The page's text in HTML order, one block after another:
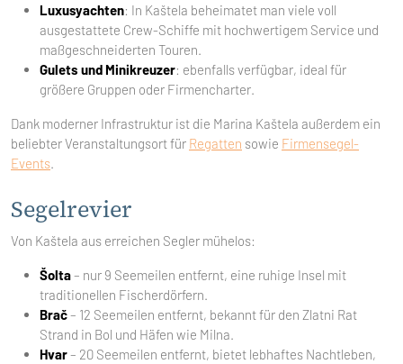
Luxusyachten: In Kaštela beheimatet man viele voll
ausgestattete Crew-Schiffe mit hochwertigem Service und
maßgeschneiderten Touren.
Gulets und Minikreuzer: ebenfalls verfügbar, ideal für
größere Gruppen oder Firmencharter.
Dank moderner Infrastruktur ist die Marina Kaštela außerdem ein
beliebter Veranstaltungsort für Regatten sowie Firmensegel-
Events.
Segelrevier
Von Kaštela aus erreichen Segler mühelos:
Šolta– nur 9 Seemeilen entfernt, eine ruhige Insel mit
traditionellen Fischerdörfern.
Brač– 12 Seemeilen entfernt, bekannt für den Zlatni Rat
Strand in Bol und Häfen wie Milna.
Hvar– 20 Seemeilen entfernt, bietet lebhaftes Nachtleben,